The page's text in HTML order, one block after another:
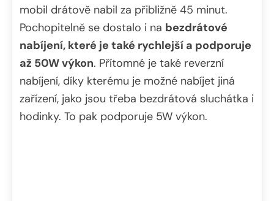
mobil drátově nabil za přibližně 45 minut.
Pochopitelně se dostalo i na bezdrátové
nabíjení, které je také rychlejší a podporuje
až 50W výkon. Přítomné je také reverzní
nabíjení, díky kterému je možné nabíjet jiná
zařízení, jako jsou třeba bezdrátová sluchátka i
hodinky. To pak podporuje 5W výkon.